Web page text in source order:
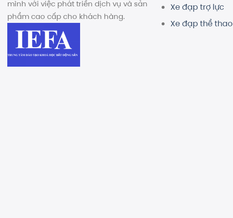
mình với việc phát triển dịch vụ và sản
phẩm cao cấp cho khách hàng.
Xe đạp trợ lực
Xe đạp thể thao